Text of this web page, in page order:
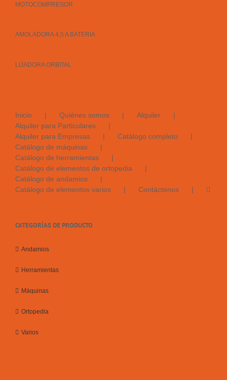
MOTOCOMPRESOR
AMOLADORA 4,5 A BATERIA
LIJADORA ORBITAL
Inicio Quiénes somos
Alquiler
Alquiler para Particulares
Alquiler para Empresas
Catálogo completo
Catálogo de máquinas
Catálogo de herramientas
Catálogo de elementos de ortopedia
Catálogo de andamios
Catálogo de elementos varios
Contáctenos
CATEGORÍAS DE PRODUCTO
Andamios
Herramientas
Máquinas
Ortopedia
Varios